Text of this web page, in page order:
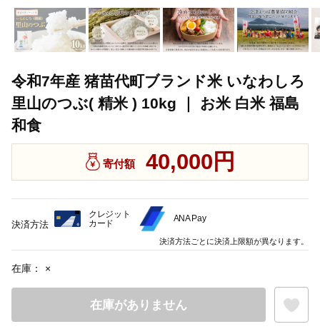
令和7年産 猪苗代町ブランド米 いなわしろ
里山のつぶ( 精米 ) 10kg ｜ お米 白米 福島
和食
寄付額 40,000円
在庫： ×
在庫がありません
決済方法
クレジット
カード
ANA Pay
決済方法ごとに決済上限額が異なります。